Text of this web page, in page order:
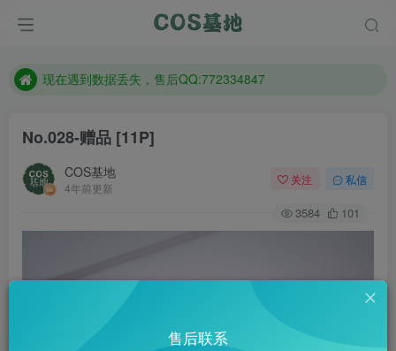
现在遇到数据丢失，售后QQ:772334847
防失联：百度搜索《趣画刊》，实时查看最新站点。
No.028-赠品 [11P]
COS基地
4年前更新
关注 私信
3584 101
售后联系